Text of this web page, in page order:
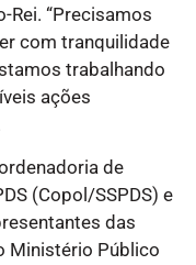
Rei. “Precisamos
com tranquilidade
trabalhando
ações
de
(Copol/SSPDS) e
das
Ministério Público